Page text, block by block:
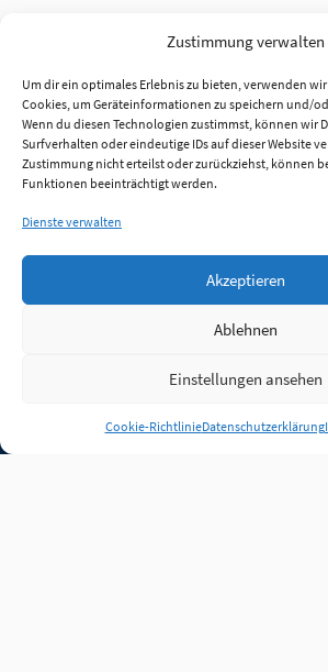
Zustimmung verwalten
Um dir ein optimales Erlebnis zu bieten, verwenden
Cookies, um Geräteinformationen zu speichern und/
Wenn du diesen Technologien zustimmst, können wir
Surfverhalten oder eindeutige IDs auf dieser Website
Zustimmung nicht erteilst oder zurückziehst, können
Funktionen beeinträchtigt werden.
Dienste verwalten
Akzeptieren
Ablehnen
Einstellungen ansehen
Cookie-RichtlinieDatenschutzerklärung
Anmelden
Jobs Partner FAQ